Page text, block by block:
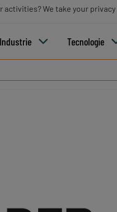
Industrie Tecnologie
activities? We take your